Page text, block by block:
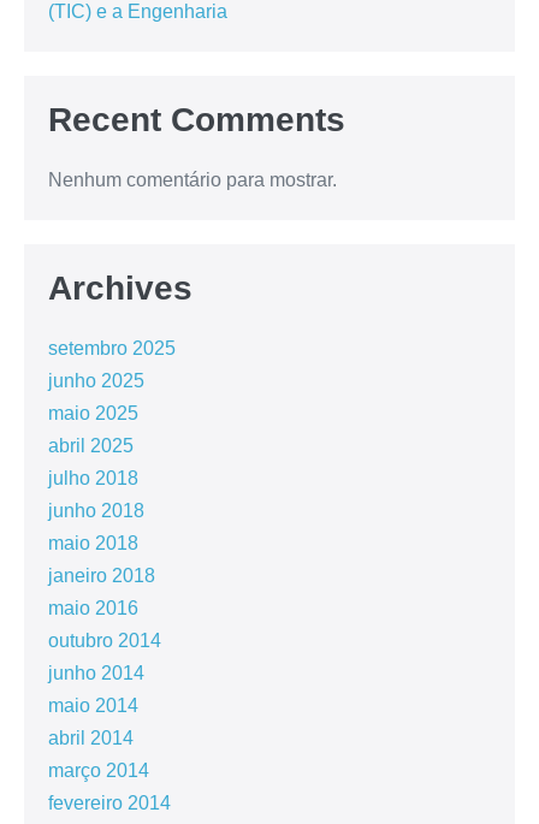
(TIC) e a Engenharia
Recent Comments
Nenhum comentário para mostrar.
Archives
setembro 2025
junho 2025
maio 2025
abril 2025
julho 2018
junho 2018
maio 2018
janeiro 2018
maio 2016
outubro 2014
junho 2014
maio 2014
abril 2014
março 2014
fevereiro 2014